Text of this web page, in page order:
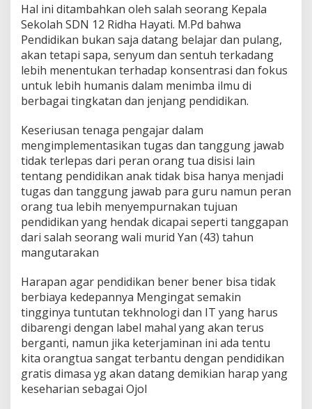
Hal ini ditambahkan oleh salah seorang Kepala
Sekolah SDN 12 Ridha Hayati. M.Pd bahwa
Pendidikan bukan saja datang belajar dan pulang,
akan tetapi sapa, senyum dan sentuh terkadang
lebih menentukan terhadap konsentrasi dan fokus
untuk lebih humanis dalam menimba ilmu di
berbagai tingkatan dan jenjang pendidikan.
Keseriusan tenaga pengajar dalam
mengimplementasikan tugas dan tanggung jawab
tidak terlepas dari peran orang tua disisi lain
tentang pendidikan anak tidak bisa hanya menjadi
tugas dan tanggung jawab para guru namun peran
orang tua lebih menyempurnakan tujuan
pendidikan yang hendak dicapai seperti tanggapan
dari salah seorang wali murid Yan (43) tahun
mangutarakan
Harapan agar pendidikan bener bener bisa tidak
berbiaya kedepannya Mengingat semakin
tingginya tuntutan tekhnologi dan IT yang harus
dibarengi dengan label mahal yang akan terus
berganti, namun jika keterjaminan ini ada tentu
kita orangtua sangat terbantu dengan pendidikan
gratis dimasa yg akan datang demikian harap yang
keseharian sebagai Ojol